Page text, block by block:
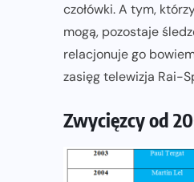
czołówki. A tym,
mogą, pozostaje
relacjonuje go
zasięg telewizja Rai-
Zwycięzcy od